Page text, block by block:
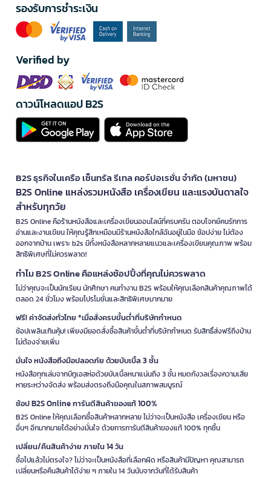
รองรับการชำระเงิน
Verified by
ดาวน์โหลดแอป B2S
B2S ธุรกิจในเครือ เซ็นทรัล รีเทล คอร์ปอเรชั่น จำกัด (มหาชน)
B2S Online แหล่งรวมหนังสือ เครื่องเขียน และแรงบันดาลใจ
สำหรับทุกวัย
B2S Online คือร้านหนังสือและเครื่องเขียนออนไลน์ที่ครบครัน ตอบโจทย์คนรักการ
อ่านและงานเขียน ให้คุณรู้สึกเหมือนมีร้านหนังสือใกล้ฉันอยู่ในมือ ช้อปง่าย ไม่ต้อง
ออกจากบ้าน เพราะ b2s มีทั้งหนังสือหลากหลายแนวและเครื่องเขียนคุณภาพ พร้อม
สิทธิพิเศษที่ไม่ควรพลาด!
ทำไม B2S Online คือแหล่งช้อปปิ้งที่คุณไม่ควรพลาด
ไม่ว่าคุณจะเป็นนักเรียน นักศึกษา คนทำงาน B2S พร้อมให้คุณเลือกสินค้าคุณภาพได้
ตลอด 24 ชั่วโมง พร้อมโปรโมชั่นและสิทธิพิเศษมากมาย
ฟรี! ค่าจัดส่งทั่วไทย *เมื่อสั่งครบขั้นต่ำที่บริษัทกำหนด
ช้อปเพลินเกินคุ้ม! เพียงมียอดสั่งซื้อสินค้าขั้นต่ำที่บริษัทกำหนด รับสิทธิ์ส่งฟรีถึงบ้าน
ไม่ต้องจ่ายเพิ่ม
มั่นใจ หนังสือถึงมือปลอดภัย ด้วยบับเบิ้ล 3 ชั้น
หนังสือทุกเล่มจากบีทูเอสห่อด้วยบับเบิ้ลหนาแน่นถึง 3 ชั้น หมดกังวลเรื่องความเสีย
หายระหว่างจัดส่ง พร้อมส่งตรงถึงมือคุณในสภาพสมบูรณ์
ช้อป B2S Online การันตีสินค้าของแท้ 100%
B2S Online ให้คุณเลือกซื้อสินค้าหลากหลาย ไม่ว่าจะเป็นหนังสือ เครื่องเขียน หรือ
อื่นๆ อีกมากมายได้อย่างมั่นใจ ด้วยการการันตีสินค้าของแท้ 100% ทุกชิ้น
เปลี่ยน/คืนสินค้าง่าย ภายใน 14 วัน
ซื้อไปแล้วไม่ตรงใจ? ไม่ว่าจะเป็นหนังสือที่เลือกผิด หรือสินค้ามีปัญหา คุณสามารถ
เปลี่ยนหรือคืนสินค้าได้ง่าย ๆ ภายใน 14 วันนับจากวันที่ได้รับสินค้า